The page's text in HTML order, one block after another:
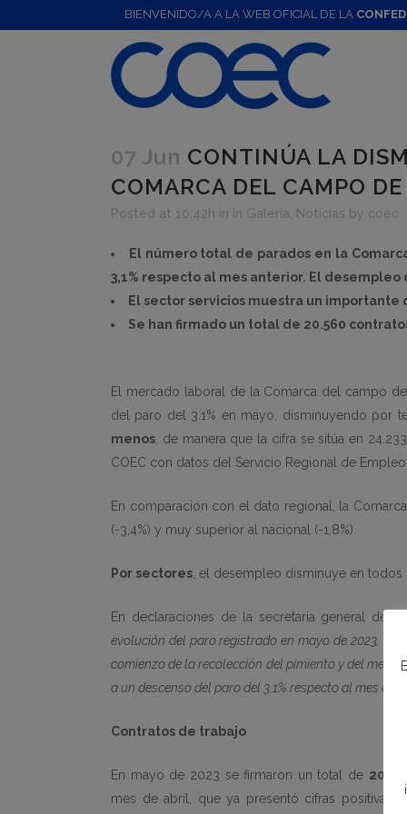
BIENVENIDO/A A LA WEB OFICIAL DE LA
07 Jun CONTINÚA LA
COMARCA DEL CAMPO
Posted at 10:42h in in Galería Noticias by coec
El número total de parados en la
3,1% respecto al mes anterior. El desempleo
El sector servicios muestra un
Se han firmado un total de 20.560
El mercado laboral de la Comarca del campo
del paro del 3.1% en mayo, disminuyendo por
menos , de manera que la cifra se sitúa en
COEC con datos del Servicio Regional de
En comparación con el dato regional, la
(-3,4%) y muy superior al nacional (-1,8%).
Por sectores , el desempleo disminuye en
En declaraciones de la secretaria general de
evolución del paro registrado en mayo de 2023,
comienzo de la recolección del pimiento y del
a un descenso del paro del 3,1% respecto al mes de
Contratos de trabajo
En mayo de 2023 se firmaron un total de
mes de abril, que ya presentó cifras positivas